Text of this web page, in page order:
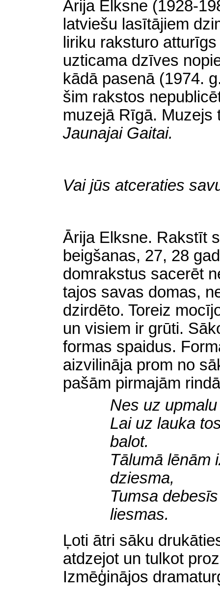
Ārija Elksne (1928-
latviešu lasītājiem
liriku raksturo
uzticama dzīves
kādā pasenā (1974.
šim rakstos
muzejā Rīgā. Muzejs
Jaunajai Gaitai.
Vai jūs atceraties
Ārija Elksne. Rakstīt
beigšanas, 27, 28
domrakstus sacerēt
tajos savas domas,
dzirdēto. Toreiz
un visiem ir grūti.
formas spaidus.
aizvilināja prom no
pašām pirmajām
Nes uz
Lai uz lauka
balot.
Tālumā lēnām
dziesma,
Tumsa
liesmas.
Ļoti ātri sāku
atdzejot un tulkot
Izmēģinājos